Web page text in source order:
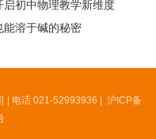
初中物理教学新维度
能溶于碱的秘密
| 电话 021-52993936 |
沪ICP备